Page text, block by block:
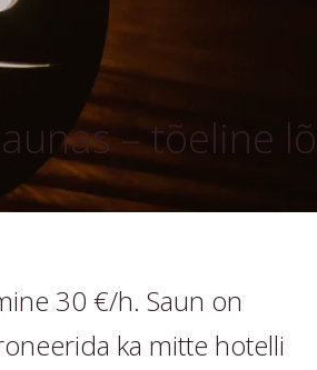
– tõeline
30 €/h. Saun on
ka mitte hotelli